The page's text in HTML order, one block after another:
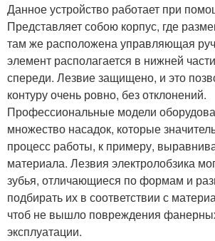
Данное устройство работает при
Представляет собою корпус, где
там же расположена управляющая
элемент располагается в нижней
спереди. Лезвие защищено, и это
контуру очень ровно, без отклонений.
Профессиональные модели
множество насадок, которые
процесс работы, к примеру,
материала. Лезвия электролобзика
зубья, отличающиеся по формам и
подбирать их в соответствии с
чтоб не вышло повреждения
эксплуатации.